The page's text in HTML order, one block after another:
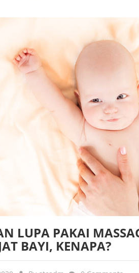
LUPA PAKAI
BAYI, KENAPA?